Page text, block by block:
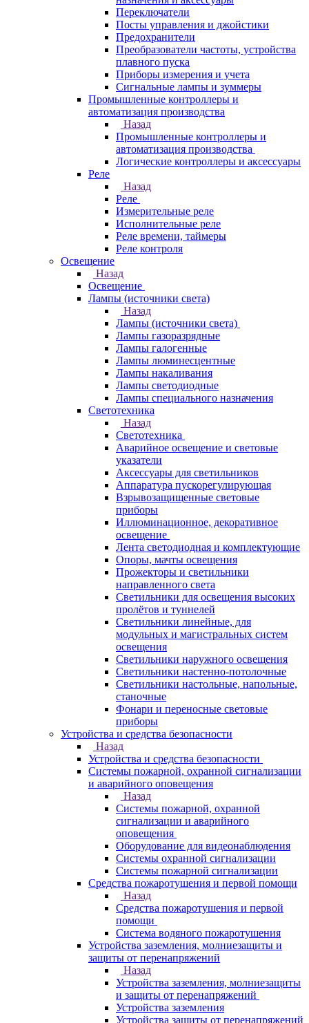
Переключатели
Посты управления и джойстики
Предохранители
Преобразователи частоты, устройства
плавного пуска
Приборы измерения и учета
Сигнальные лампы и зуммеры
Промышленные контроллеры и
автоматизация производства
Назад
Промышленные контроллеры и
автоматизация производства
Логические контроллеры и аксессуары
Реле
Назад
Реле
Измерительные реле
Исполнительные реле
Реле времени, таймеры
Реле контроля
Освещение
Назад
Освещение
Лампы (источники света)
Назад
Лампы (источники света)
Лампы газоразрядные
Лампы галогенные
Лампы люминесцентные
Лампы накаливания
Лампы светодиодные
Лампы специального назначения
Светотехника
Назад
Светотехника
Аварийное освещение и световые
указатели
Аксессуары для светильников
Аппаратура пускорегулирующая
Взрывозащищенные световые
приборы
Иллюминационное, декоративное
освещение
Лента светодиодная и комплектующие
Опоры, мачты освещения
Прожекторы и светильники
направленного света
Светильники для освещения высоких
пролётов и туннелей
Светильники линейные, для
модульных и магистральных систем
освещения
Светильники наружного освещения
Светильники настенно-потолочные
Светильники настольные, напольные,
станочные
Фонари и переносные световые
приборы
Устройства и средства безопасности
Назад
Устройства и средства безопасности
Системы пожарной, охранной сигнализации
и аварийного оповещения
Назад
Системы пожарной, охранной
сигнализации и аварийного
оповещения
Оборудование для видеонаблюдения
Системы охранной сигнализации
Системы пожарной сигнализации
Средства пожаротушения и первой помощи
Назад
Средства пожаротушения и первой
помощи
Система водяного пожаротушения
Устройства заземления, молниезащиты и
защиты от перенапряжений
Назад
Устройства заземления, молниезащиты
и защиты от перенапряжений
Устройства заземления
Устройства защиты от перенапряжений